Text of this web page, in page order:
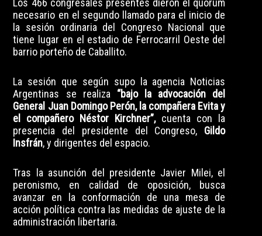
Los 466 congresales presentes dieron el quorum
necesario en el segundo llamado para el inicio de
la sesión ordinaria del Congreso Nacional que
tiene lugar en el estadio de Ferrocarril Oeste del
barrio porteño de Caballito.
La sesión que según supo la agencia Noticias
Argentinas se realiza“bajo la advocación del
General Juan Domingo Perón, la compañera Evita y
el compañero Néstor Kirchner”,cuenta con la
presencia del presidente del Congreso, Gildo
Insfrán, y dirigentes del espacio.
Tras la asunción del presidente Javier Milei, el
peronismo, en calidad de oposición, busca
avanzar en la conformación de una mesa de
acción política contra las medidas de ajuste de la
administración libertaria.